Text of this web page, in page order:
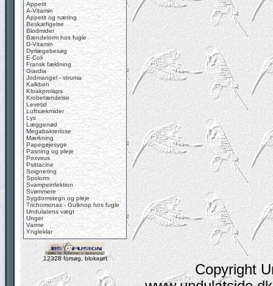
Appetit
A-Vitamin
Appetit og næring
Beskæfigelse
Blodmider
Bændelorm hos fugle
D-Vitamin
Dyrlægebesøg
E-Coli
Fransk fældning
Giardia
Jodmangel - struma
Kalkben
Kloakprolaps
Krobetændelse
Levetid
Luftsækmider
Lys
Læggenød
Megabakteriose
Mærkning
Papegøjesyge
Pasning og pleje
Poxvirus
Psittacine
Soignering
Spolorm
Svampeinfektion
Svømmere
Sygdomstegn og pleje
Trichomonas - Gulknop hos fugle
Undulatens vægt
Unger
Varme
Yngleklar
12328 forsøg, blokeret
Copyright